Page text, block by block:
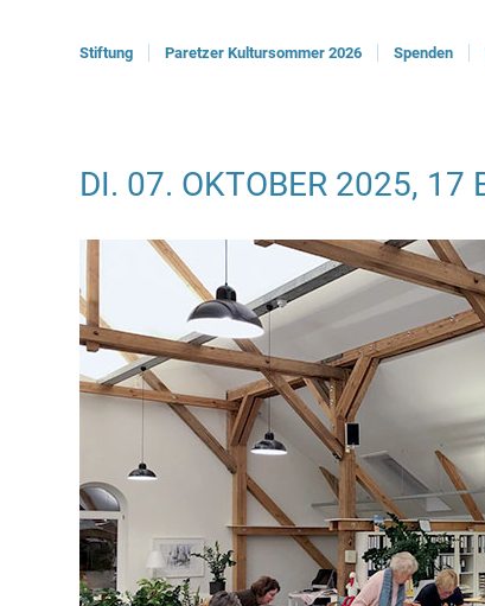
Stiftung Paretzer Kultursommer 2026 Spenden
DI. 07. OKTOBER 2025, 17